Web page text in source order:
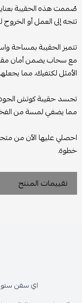
صُممت هذه الحقيبة
تتجه إلى العمل أو
تتميز الحقيبة بمساحة
مع سحاب يضمن أمان
الأمثل لكتفيك، مما
تجسد حقيبة كوتش الجودة
مما يضفي لمسة من
احصلي عليها الآن من
خطوة.
تقييمات المنتج
اي سفن